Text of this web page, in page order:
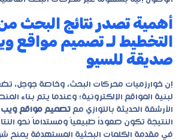
أهمية تصدر نتائج البحث
التخطيط لـ تصميم مواقع
صديقة للسيو
إن خوارزميات محركات البحث، وخاصة جوجل،
لبنية المواقع الإلكترونية؛ وعندما يتم بناء
الأرشفة الحديثة بالتوازي مع تصميم مواقع ويب
النتيجة تكون صعوداً طبيعياً ومستداماً نحو
في مقدمة الكلمات البحثية المستهدفة يمنح